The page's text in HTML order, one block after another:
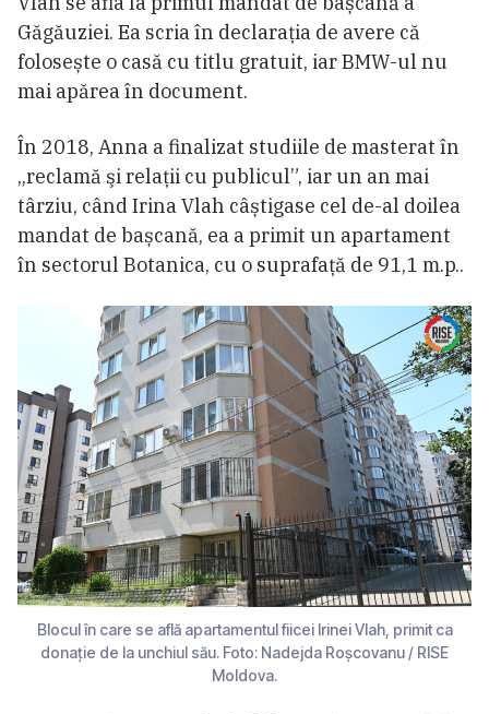
Găgăuziei. Ea scria în declarația de avere că
folosește o casă cu titlu gratuit, iar BMW-ul nu
mai apărea în document.
În 2018, Anna a finalizat studiile de masterat în
„reclamă şi relaţii cu publicul”, iar un an mai
târziu, când Irina Vlah câștigase cel de-al doilea
mandat de bașcană, ea a primit un apartament
în sectorul Botanica, cu o suprafață de 91,1 m.p..
Blocul în care se află apartamentul fiicei Irinei Vlah, primit ca
donație de la unchiul său. Foto: Nadejda Roșcovanu / RISE
Moldova.